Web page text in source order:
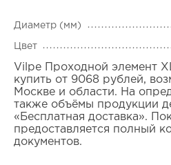
Диаметр (мм)
Цвет
Vilpe Проходной элемент
купить от 9068 рублей,
Москве и области. На
также объёмы продукции
«Бесплатная доставка».
предоставляется полный
документов.